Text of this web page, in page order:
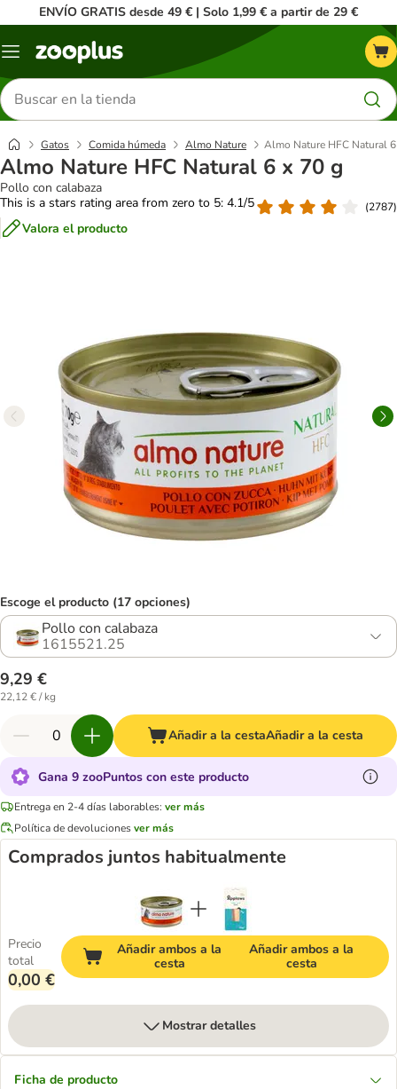
ENVÍO GRATIS desde 49 € | Solo 1,99 € a partir de 29 €
Menú
Buscar
productos
Gatos Comida húmeda Almo Nature Almo Nature HFC Natural
Almo Nature HFC Natural 6 x 70 g
Pollo con calabaza
This is a stars rating area from zero to 5: 4.1/5
(2787)
Valora el producto
Escoge el producto (17 opciones)
Pollo con calabaza
1615521.25
9,29 €
22,12 € / kg
Añadir a la cestaAñadir a la cesta
Gana 9 zooPuntos con este producto
Entrega en 2-4 días laborables: ver más
Política de devolucionesver más
Comprados juntos habitualmente
Precio
total
0,00 €
Añadir ambos a la
cesta
Añadir ambos a la
cesta
Mostrar detalles
Ficha de producto